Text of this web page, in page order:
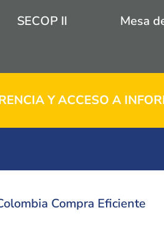
SECOP II Mesa
Y ACCESO A
Compra Eficiente